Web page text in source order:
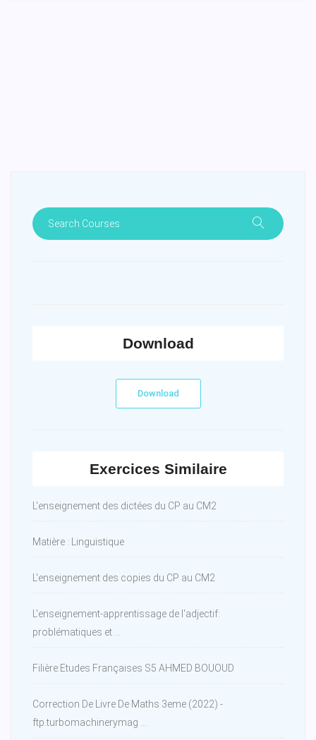
Download
Download
Exercices Similaire
L'enseignement des dictées du CP au CM2
Matière : Linguistique
L'enseignement des copies du CP au CM2
L'enseignement-apprentissage de l'adjectif:
problématiques et ...
Filière:Etudes Françaises S5 AHMED BOUOUD
Correction De Livre De Maths 3eme (2022) -
ftp.turbomachinerymag ...